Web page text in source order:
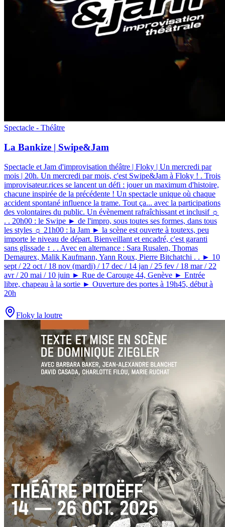
Spectacle - Théâtre
La Bankize | Swipe&Jam
Spectacle et Jam d'improvisation théâtre | Floky | Un mercredi par
mois | 20h. Un mercredi par mois, c'est Swipe&Jam à Floky ! . Trois
improvisateur.rices se lancent un défi : jouer un maximum d'histoire,
chacune inspirée de la précédente ! Un spectacle unique où chaque
accident spontané influence la trame. Tout ça... avec la participations
des volontaires du public. Un évènement rafraîchissant et inclusif ☼
. . 20h00 : le Swipe ► de l'impro, sous toutes ses formes, dans tous
les styles ☼ 21h00 : la Jam ► la scène est ouverte à toutexs, peu
importe le niveau de départ. Bienveillant et encadré, c'est garanti
sans glissade ↕ . . Avec en alternance : Sara Rusalen, Thomas
Demaurex, Malik Kaufmann, Yann Roux, Pierre Bitchatchi . . ► 10
sept / 22 oct / 18 nov (mardi) / 17 dec / 14 jan / 25 fev / 18 mar / 22
avr / 20 mai / 10 juin ► Rue de Carouge 44, Genève ► Entrée
libre, chapeau à la sortie ► Ouverture des portes à 19h45, début à
20h
Floky la loutre